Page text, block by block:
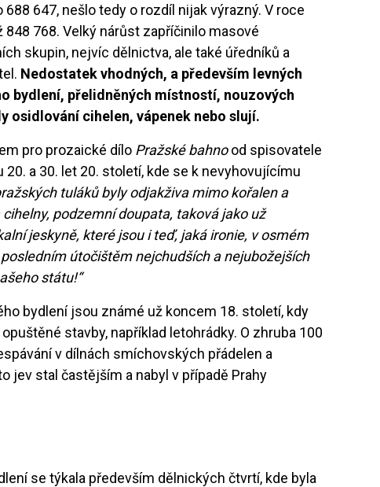
647, nešlo tedy o rozdíl nijak výrazný. V roce
768. Velký nárůst zapříčinilo masové
skupin, nejvíc dělnictva, ale také úředníků a
Nedostatek vhodných, a především levných
bydlení, přelidněných místností, nouzových
osidlování cihelen, vápenek nebo slují.
pro prozaické dílo Pražské bahnood spisovatele
20. a 30. let 20. století, kde se k nevyhovujícímu
tuláků byly odjakživa mimo kořalen a
podzemní doupata, taková jako už
jeskyně, které jsou i teď, jaká ironie, v osmém
útočištěm nejchudších a nejubožejších
státu!“
bydlení jsou známé už koncem 18. století, kdy
stavby, například letohrádky. O zhruba 100
v dílnách smíchovských přádelen a
jev stal častějším a nabyl v případě Prahy
se týkala především dělnických čtvrtí, kde byla